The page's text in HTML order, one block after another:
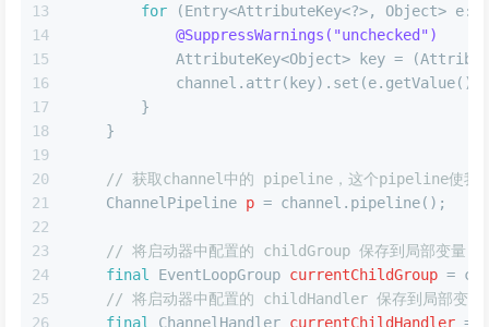
13
14
15
16
17
18
19
20
21
22
23
24
25
26
for (Entry<AttributeKey<?>, Object>
@SuppressWarnings("unchecked")
AttributeKey<Object> key =
            channel.attr(key).set(e.getValue());
        }
    }
// 获取channel中的 pipeline，这个pipeline使我
ChannelPipeline p = channel.pipeline();
// 将启动器中配置的 childGroup 保存到局部变量
final
EventLoopGroup currentChildGroup =
// 将启动器中配置的 childHandler 保存到局部变
final
ChannelHandler currentChildHandler =